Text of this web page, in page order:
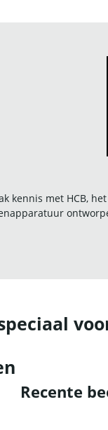
kennis met HCB,
Recente